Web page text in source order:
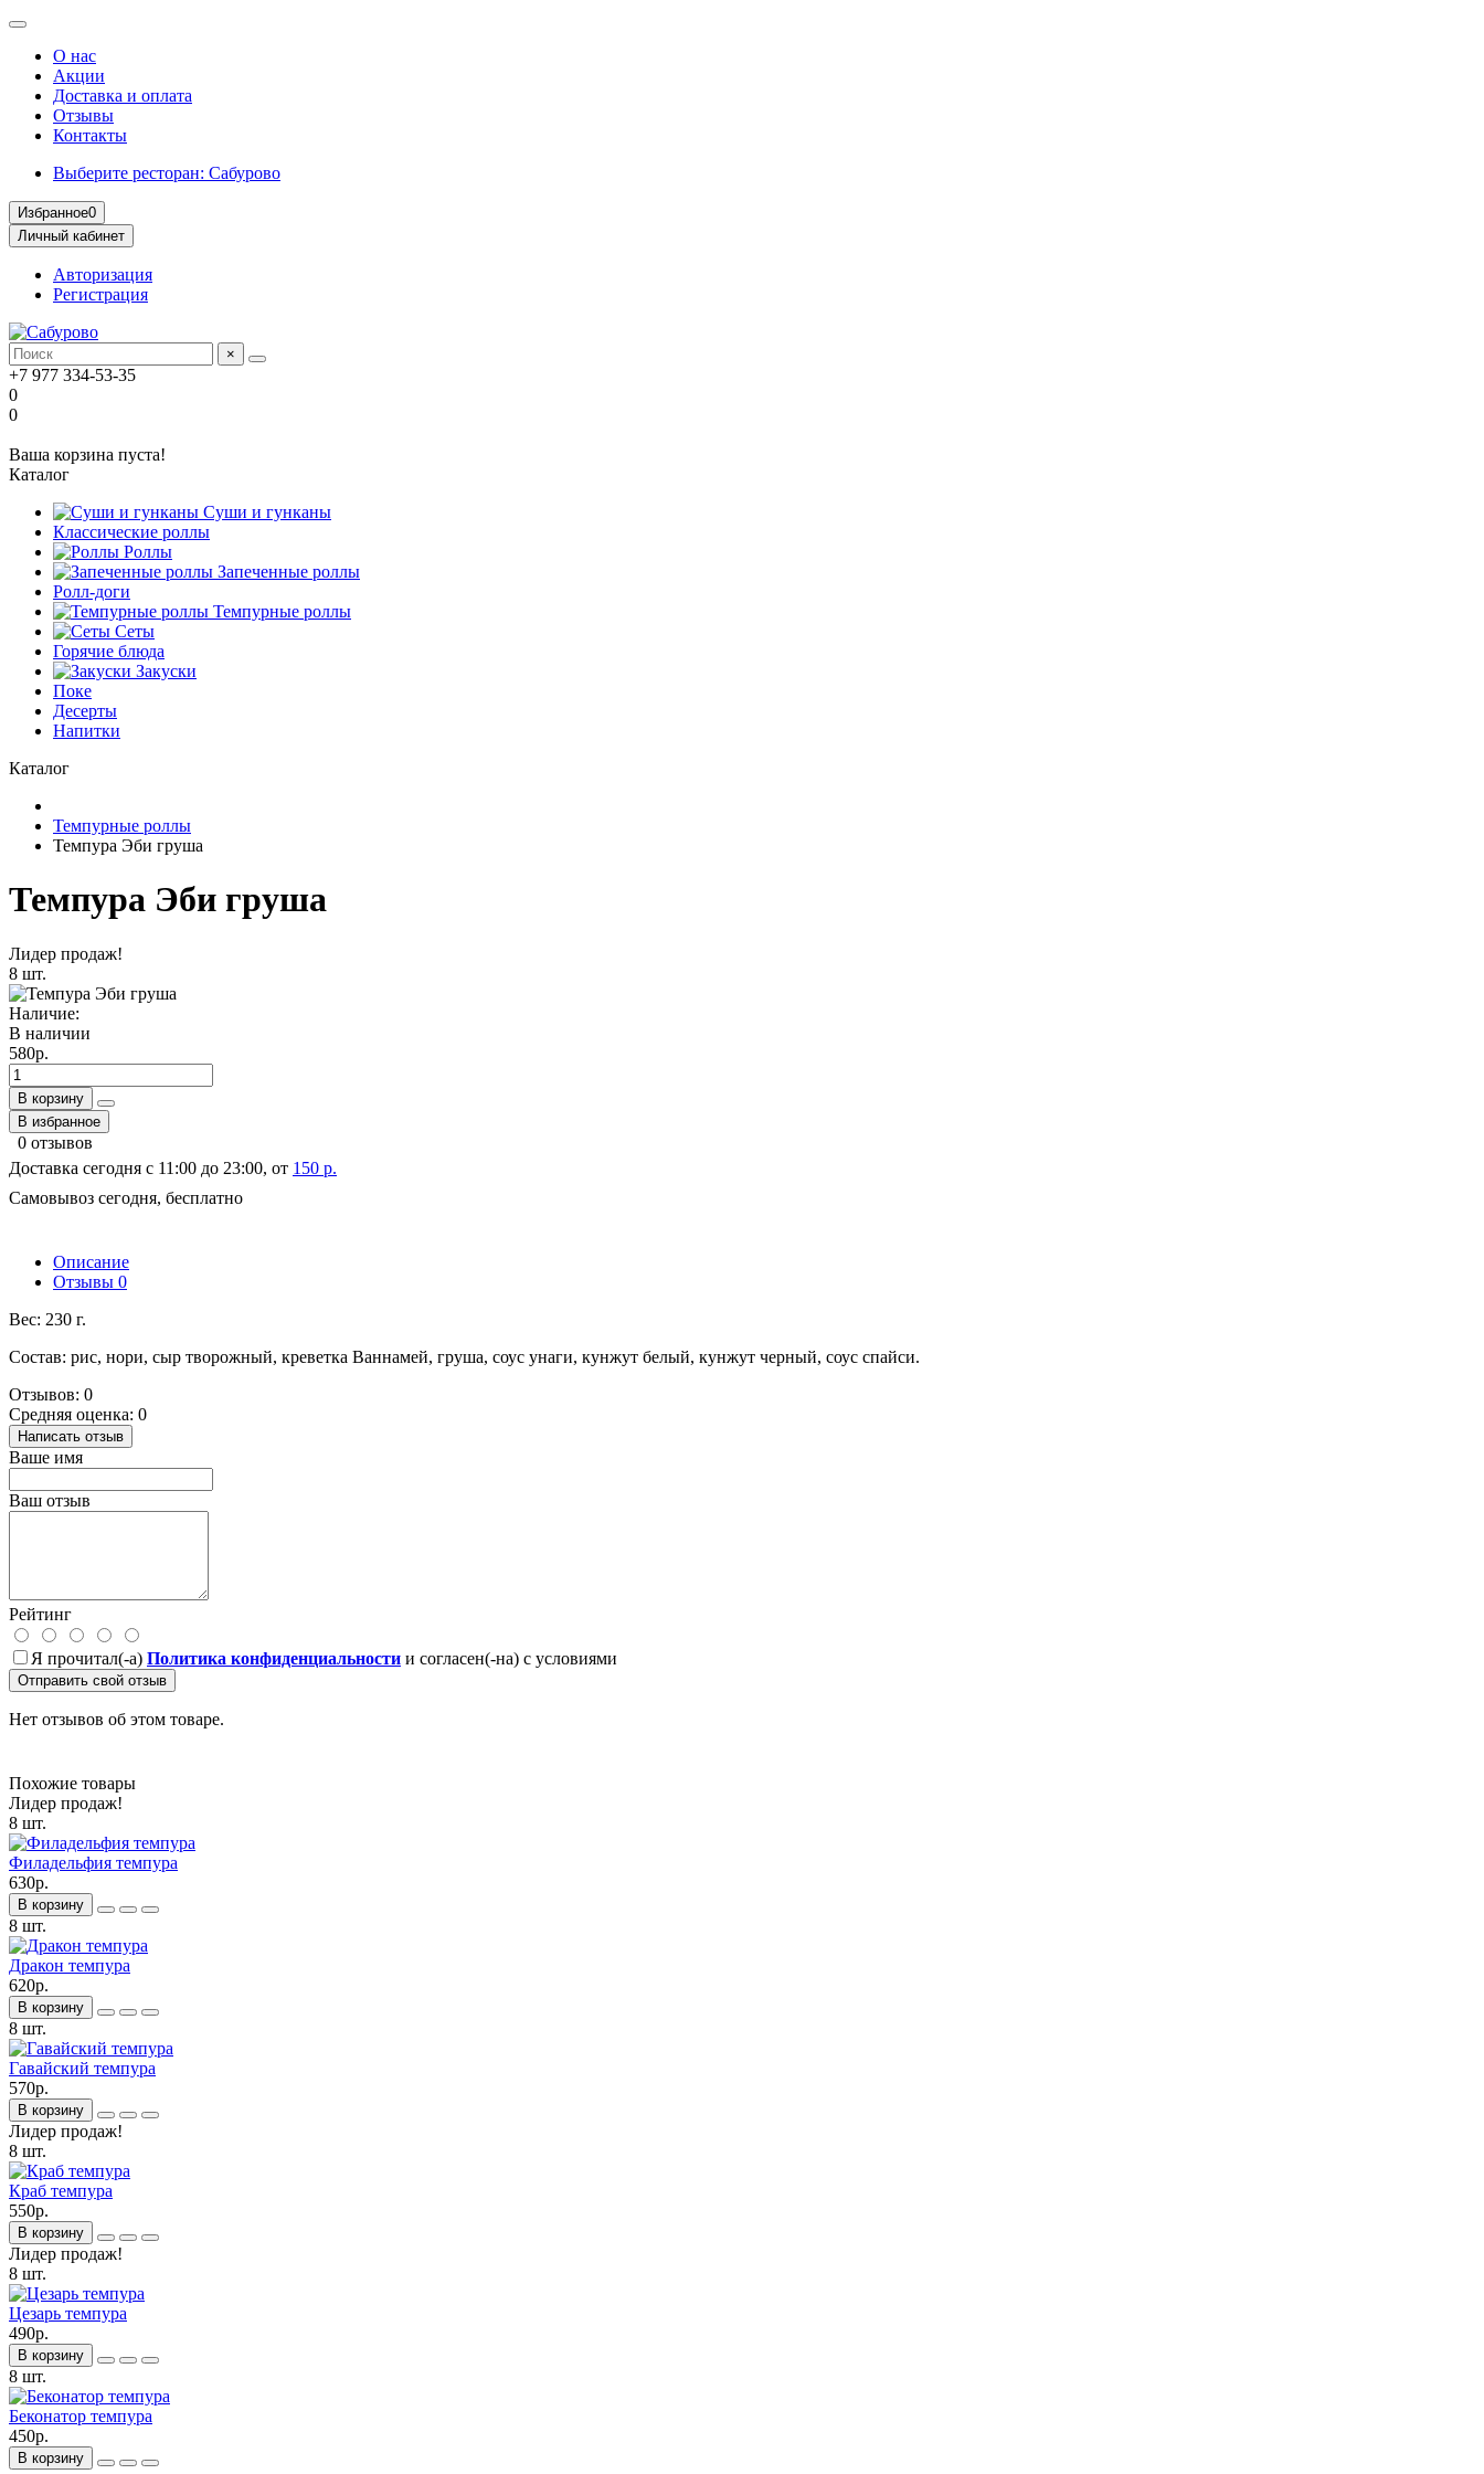
О нас
Акции
Доставка и оплата
Отзывы
Контакты
Выберите ресторан: Сабурово
Избранное0
Личный кабинет
Авторизация
Регистрация
×
+7 977 334-53-35
0
0
Ваша корзина пуста!
Каталог
Суши и гунканы
Классические роллы
Роллы
Запеченные роллы
Ролл-доги
Темпурные роллы
Сеты
Горячие блюда
Закуски
Поке
Десерты
Напитки
Каталог
Темпурные роллы
Темпура Эби груша
Темпура Эби груша
Лидер продаж!
8 шт.
Наличие:
В наличии
580р.
В корзину
В избранное
0 отзывов
Доставка сегодня с 11:00 до 23:00, от 150 р.
Самовывоз сегодня, бесплатно
Описание
Отзывы 0
Вес: 230 г.
Состав: рис, нори, сыр творожный, креветка Ваннамей, груша, соус унаги, кунжут белый, кунжут черный, соус спайси.
Отзывов: 0
Средняя оценка: 0
Написать отзыв
Ваше имя
Ваш отзыв
Рейтинг
Я прочитал(-а) Политика конфиденциальности и согласен(-на) с условиями
Отправить свой отзыв
Нет отзывов об этом товаре.
Похожие товары
Лидер продаж!
8 шт.
Филадельфия темпура
630р.
В корзину
8 шт.
Дракон темпура
620р.
В корзину
8 шт.
Гавайский темпура
570р.
В корзину
Лидер продаж!
8 шт.
Краб темпура
550р.
В корзину
Лидер продаж!
8 шт.
Цезарь темпура
490р.
В корзину
8 шт.
Беконатор темпура
450р.
В корзину